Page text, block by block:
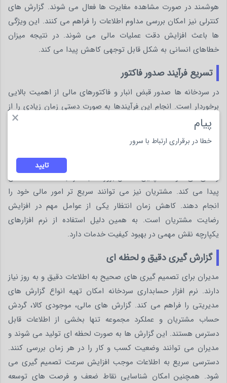
هوشمند در صورت مشاهده مغایرت ها فعال می شوند. گزارش های
کنترلی نیز امکان بررسی مداوم اطلاعات را فراهم می کنند. این ویژگی
ها باعث افزایش دقت عملیات مالی می شوند. در نتیجه میزان
خطاهای انسانی به شکل قابل توجهی کاهش پیدا می کند.
تسریع فرآیند صدور فاکتور
در سردخانه ها صدور قبض انبار و فاکتورهای مالی از اهمیت بالایی
برخوردار است. انجام این فرآیندها به صورت دستی زمان زیادی را از
کارکنان می گیرد. نرم افزار حسابداری سردخانه تمامی اطلاعات مورد
تسویه حساب مشتری، سیستم می تواند فاکتور مربوطه را در کوتاه
ترین زمان صادر کند. این موضوع باعث افزایش سرعت خدمات
رسانی می شود. همچنین احتمال بروز اشتباه در ثبت اطلاعات کاهش
پیدا می کند. مشتریان نیز می توانند سریع تر امور مالی خود را
انجام دهند. کاهش زمان انتظار یکی از عوامل مهم در افزایش
رضایت مشتریان است. به همین دلیل استفاده از نرم افزارهای
یکپارچه نقش مهمی در بهبود کیفیت خدمات دارد.
گزارش گیری دقیق و لحظه ای
مدیران برای تصمیم گیری های صحیح به اطلاعات دقیق و به روز نیاز
دارند. نرم افزار حسابداری سردخانه امکان تهیه انواع گزارش های
مدیریتی را فراهم می کند. گزارش های مالی، موجودی کالا، گردش
حساب مشتریان و عملکرد مجموعه تنها بخشی از اطلاعات قابل
دسترس هستند. این گزارش ها به صورت لحظه ای تولید می شوند و
مدیران می توانند وضعیت کسب و کار را در هر زمان بررسی کنند.
دسترسی سریع به اطلاعات موجب افزایش سرعت تصمیم گیری می
شود. همچنین امکان شناسایی نقاط ضعف و فرصت های توسعه
× پیام
خطا در برقراری ارتباط با سرور
تایید